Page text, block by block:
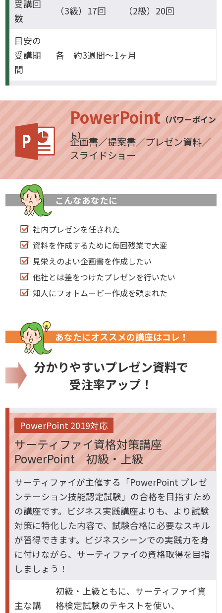
受講回
数
（3級）17回 （2級）20回
目安の
受講期
間
各 約3週間～1ヶ月
PowerPoint （パワーポイン
ト）
企画書／提案書／プレゼン資料／
スライドショー
こんなあなたに
社内プレゼンを任された
資料を作成するために毎回残業で大変
見栄えのよい企画書を作成したい
他社とは差をつけたプレゼンを行いたい
知人にフォトムービー作成を頼まれた
あなたにオススメの講座はコレ！
分かりやすいプレゼン資料で
受注率アップ！
PowerPoint 2019対応
サーティファイ資格対策講座
PowerPoint 初級・上級
サーティファイが主催する「PowerPoint プレゼ
ンテーション技能認定試験」の合格を目指すため
の講座です。ビジネス実践講座よりも、より試験
対策に特化した内容で、試験合格に必要なスキル
が習得できます。ビジネスシーンでの実践力を身
に付けながら、サーティファイの資格取得を目指
しましょう！
主な講
初級・上級ともに、サーティファイ資
格検定試験のテキストを使い、